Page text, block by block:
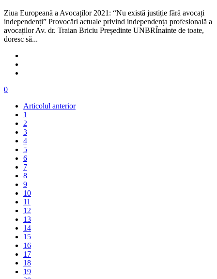
Ziua Europeană a Avocaților 2021: “Nu există justiție fără avocați
independenți” Provocări actuale privind independența profesională a
avocaților Av. dr. Traian Briciu Președinte UNBRÎnainte de toate,
doresc să...
0
Articolul anterior
1
2
3
4
5
6
7
8
9
10
11
12
13
14
15
16
17
18
19